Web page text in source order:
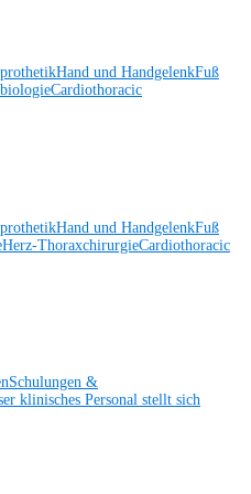
Hand und HandgelenkFuß
Cardiothoracic
Hand und HandgelenkFuß
Herz-ThoraxchirurgieCardiothoracic
Schulungen &
klinisches Personal stellt sich